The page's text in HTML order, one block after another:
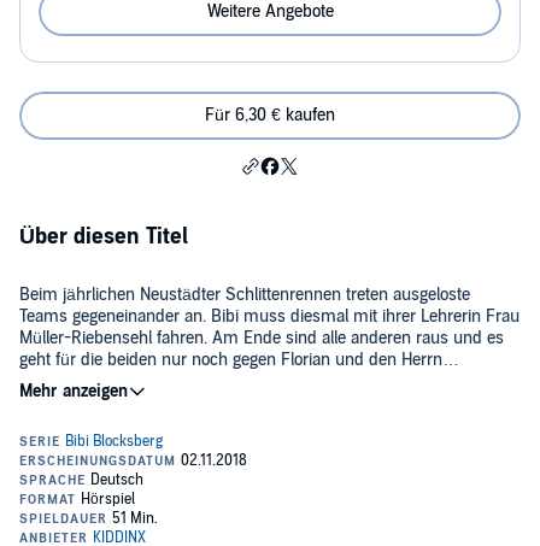
Weitere Angebote
Für 6,30 € kaufen
Über diesen Titel
Beim jährlichen Neustädter Schlittenrennen treten ausgeloste
Teams gegeneinander an. Bibi muss diesmal mit ihrer Lehrerin Frau
Müller-Riebensehl fahren. Am Ende sind alle anderen raus und es
geht für die beiden nur noch gegen Florian und den Herrn
Bürgermeister. Die schummeln ohne Ende, Bibi hext dagegen. Da
sind plötzlich alle vier verschwunden!
©2018 KIDDINX Studios GmbH (P)2018 KIDDINX Studios GmbH